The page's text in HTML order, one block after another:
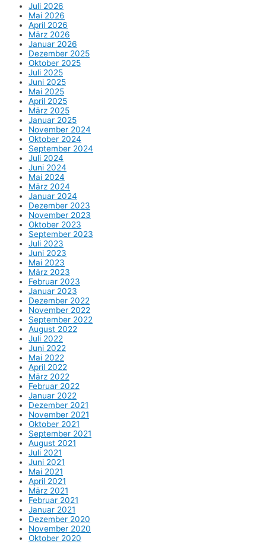
Juli 2026
Mai 2026
April 2026
März 2026
Januar 2026
Dezember 2025
Oktober 2025
Juli 2025
Juni 2025
Mai 2025
April 2025
März 2025
Januar 2025
November 2024
Oktober 2024
September 2024
Juli 2024
Juni 2024
Mai 2024
März 2024
Januar 2024
Dezember 2023
November 2023
Oktober 2023
September 2023
Juli 2023
Juni 2023
Mai 2023
März 2023
Februar 2023
Januar 2023
Dezember 2022
November 2022
September 2022
August 2022
Juli 2022
Juni 2022
Mai 2022
April 2022
März 2022
Februar 2022
Januar 2022
Dezember 2021
November 2021
Oktober 2021
September 2021
August 2021
Juli 2021
Juni 2021
Mai 2021
April 2021
März 2021
Februar 2021
Januar 2021
Dezember 2020
November 2020
Oktober 2020